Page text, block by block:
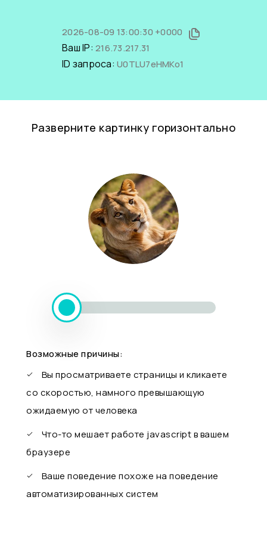
2026-08-09 13:00:30 +0000
Ваш IP: 216.73.217.31
ID запроса: U0TLU7eHMKo1
Разверните картинку горизонтально
Возможные причины:
Вы просматриваете страницы и кликаете
со скоростью, намного превышающую
ожидаемую от человека
Что-то мешает работе javascript в вашем
браузере
Ваше поведение похоже на поведение
автоматизированных систем